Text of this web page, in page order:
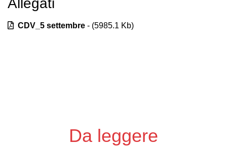
Allegati
CDV_5 settembre - (5985.1 Kb)
Da leggere